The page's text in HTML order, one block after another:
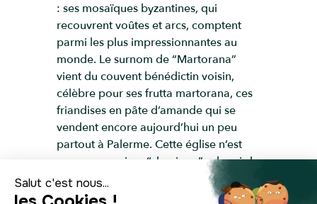
: ses mosaïques byzantines, qui
recouvrent voûtes et arcs, comptent
parmi les plus impressionnantes au
monde. Le surnom de “Martorana”
vient du couvent bénédictin voisin,
célèbre pour ses frutta martorana, ces
friandises en pâte d’amande qui se
vendent encore aujourd’hui un peu
partout à Palerme. Cette église n’est
pas une paroisse “classique” : depuis le
XVe siècle, elle est le lieu de référence
pour la communauté albanaise de